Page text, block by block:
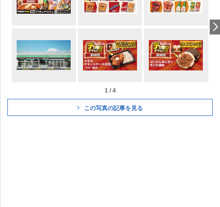
1 / 4
この写真の記事を見る